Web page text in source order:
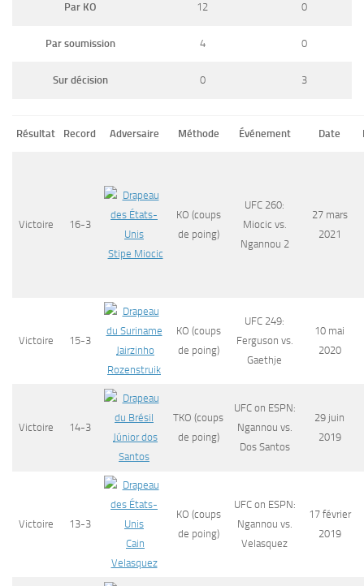
Par KO 12 0
Par soumission 4 0
Sur décision 0 3
Résultat Record Adversaire Méthode Événement Date
Victoire 16-3
Stipe Miocic
KO (coups
de poing)
UFC 260:
Miocic vs.
Ngannou 2
27 mars
2021
Victoire
15-3
Jairzinho
Rozenstruik
KO (coups
de poing)
UFC 249:
Ferguson vs.
Gaethje
10 mai
2020
Victoire
14-3
Júnior dos
Santos
TKO (coups
de poing)
UFC on ESPN:
Ngannou vs.
Dos Santos
29 juin
2019
Victoire
13-3
Cain
Velasquez
KO (coups
de poing)
UFC on ESPN:
Ngannou vs.
Velasquez
17 février
2019